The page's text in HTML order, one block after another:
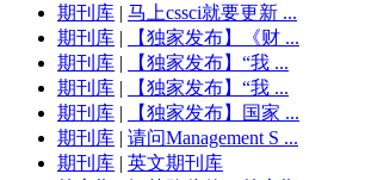
期刊库 | 马上cssci就要更新 ...
期刊库 |
【独家发布】《财 ...
期刊库 |
【独家发布】“我 ...
期刊库 |
【独家发布】“我 ...
期刊库 |
【独家发布】国家 ...
期刊库 | 请问Management S ...
期刊库 | 英文期刊库